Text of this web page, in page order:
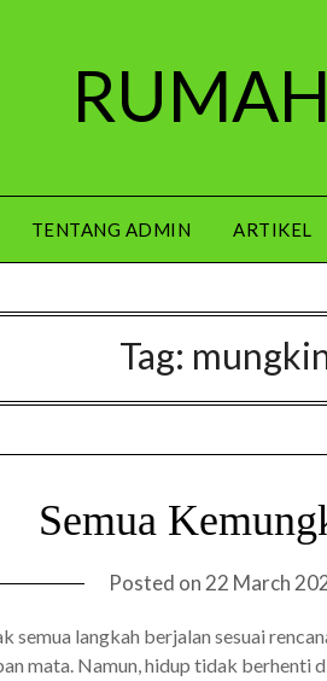
TENTANG ADMIN ARTIKEL
Tag:
Semua
Posted on 22 March
semua langkah berjalan sesuai
mata. Namun, hidup tidak berhenti